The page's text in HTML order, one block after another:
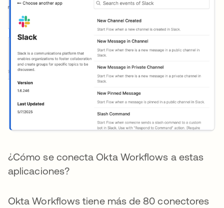
¿Cómo se conecta Okta Workflows a estas
aplicaciones?
Okta Workflows tiene más de 80 conectores